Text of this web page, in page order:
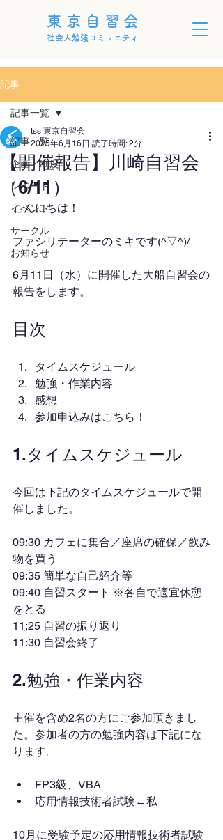
東京自習会
社会人勉強コミュニティ
記事
記事一覧
企画・制度
レポート
イベント
サークル
お知らせ
記事一覧
【開催報告】川崎自習会
（6/11）
tss 東京自習会
2025年6月16日 読了時間: 2分
こんにちは！
ファシリテーターのミキです(^▽^)/
6月11日（水）に開催した大船自習会の
報告をします。
目次
タイムスケジュール
勉強・作業内容
感想
参加申込みはこちら！
1.タイムスケジュール
今回は下記のタイムスケジュールで開
催しました。
09:30 カフェに集合／座席の確保／飲み
物を買う
09:35 簡単な自己紹介等
09:40 自習スタート ※各自で適宜休憩
をとる
11:25 自習の振り返り
11:30 自習会終了
2.勉強・作業内容
主催を含め2名の方にご参加頂きまし
た。参加者の方の勉強内容は下記にな
ります。
FP3級、VBA
応用情報技術者試験←私
10月に受験予定の応用情報技術者試験